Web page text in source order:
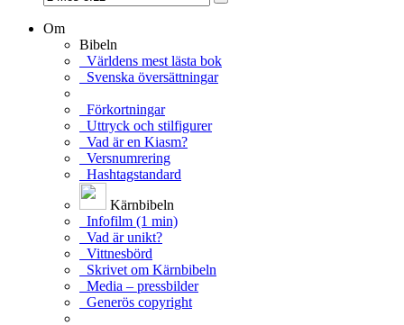
Om
Bibeln
Världens mest lästa bok
Svenska översättningar
Förkortningar
Uttryck och stilfigurer
Vad är en Kiasm?
Versnumrering
Hashtagstandard
Kärnbibeln
Infofilm (1 min)
Vad är unikt?
Vittnesbörd
Skrivet om Kärnbibeln
Media – pressbilder
Generös copyright